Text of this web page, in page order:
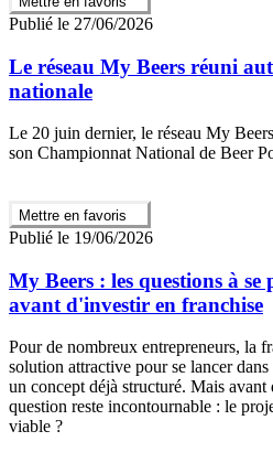
Publié le 27/06/2026
Le réseau My Beers réuni
nationale
Le 20 juin dernier, le réseau My
son Championnat National de Beer
Mettre en favoris
Publié le 19/06/2026
My Beers : les questions à
avant d'investir en franchise
Pour de nombreux entrepreneurs, la
solution attractive pour se lancer
un concept déjà structuré. Mais avant
question reste incontournable : le
viable ?